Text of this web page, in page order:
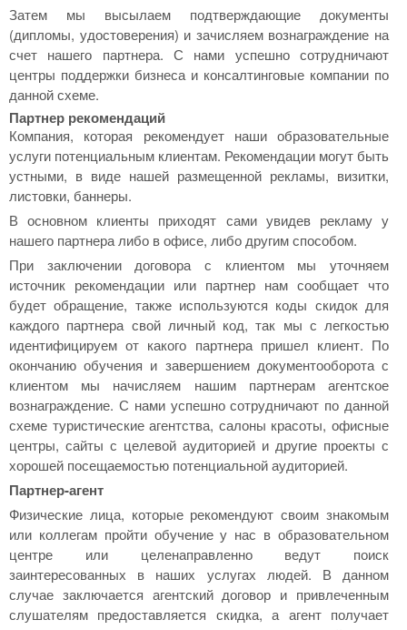
Затем мы высылаем подтверждающие документы
(дипломы, удостоверения) и зачисляем вознаграждение на
счет нашего партнера. С нами успешно сотрудничают
центры поддержки бизнеса и консалтинговые компании по
данной схеме.
Партнер рекомендаций
Компания, которая рекомендует наши образовательные
услуги потенциальным клиентам. Рекомендации могут быть
устными, в виде нашей размещенной рекламы, визитки,
листовки, баннеры.
​В основном клиенты приходят сами увидев рекламу у
нашего партнера либо в офисе, либо другим способом.
При заключении договора с клиентом мы уточняем
источник рекомендации или партнер нам сообщает что
будет обращение, также используются коды скидок для
каждого партнера свой личный код, так мы с легкостью
идентифицируем от какого партнера пришел клиент. По
окончанию обучения и завершением документооборота с
клиентом мы начисляем нашим партнерам агентское
вознаграждение. С нами успешно сотрудничают по данной
схеме туристические агентства, салоны красоты, офисные
центры, сайты с целевой аудиторией и другие проекты с
хорошей посещаемостью потенциальной аудиторией.
Партнер-агент
Физические лица, которые рекомендуют своим знакомым
или коллегам пройти обучение у нас в образовательном
центре или целенаправленно ведут поиск
заинтересованных в наших услугах людей. В данном
случае заключается агентский договор и привлеченным
слушателям предоставляется скидка, а агент получает